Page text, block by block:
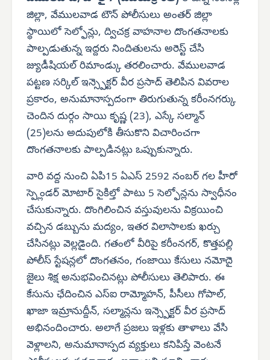
జిల్లా, వేములవాడ టౌన్ పోలీసులు అంతర్ జిల్లా
స్థాయిలో సెల్ఫోన్లు, ద్విచక్ర వాహనాల దొంగతనాలకు
పాల్పడుతున్న ఇద్దరు నిందితులను అరెస్ట్ చేసి
జ్యుడీషియల్ రిమాండ్కు తరలించారు. వేములవాడ
పట్టణ సర్కిల్ ఇన్స్పెక్టర్ వీర ప్రసాద్ తెలిపిన వివరాల
ప్రకారం, అనుమానాస్పదంగా తిరుగుతున్న కరీంనగర్కు
చెందిన దుర్గం సాయి కృష్ణ (23), ఎస్కే సల్మాన్
(25)లను అదుపులోకి తీసుకొని విచారించగా
దొంగతనాలకు పాల్పడినట్లు ఒప్పుకున్నారు.
వారి వద్ద నుంచి ఏపి15 ఏఎస్ 2592 నంబర్ గల హీరో
స్ప్లెండర్ మోటార్ సైకిల్తో పాటు 5 సెల్ఫోన్లను స్వాధీనం
చేసుకున్నారు. దొంగిలించిన వస్తువులను విక్రయించి
వచ్చిన డబ్బును మద్యం, ఇతర విలాసాలకు ఖర్చు
చేసినట్లు వెల్లడైంది. గతంలో వీరిపై కరీంనగర్, కొత్తపల్లి
పోలీస్ స్టేషన్లలో దొంగతనం, గంజాయి కేసులు నమోదై
జైలు శిక్ష అనుభవించినట్లు పోలీసులు తెలిపారు. ఈ
కేసును ఛేదించిన ఎస్‌ఐ రామ్మోహన్, పీసీలు గోపాల్,
ఖాజా ఇమ్రానుద్దీన్, సల్మాన్లను ఇన్స్పెక్టర్ వీర ప్రసాద్
అభినందించారు. అలాగే ప్రజలు ఇళ్లకు తాళాలు వేసి
వెళ్లాలని, అనుమానాస్పద వ్యక్తులు కనిపిస్తే వెంటనే